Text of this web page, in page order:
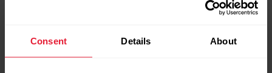
Consent Details About
Bestandteil des Trainings für Spitzenausdauerathlet:innen
geworden — besonders bei der berühmten norwegischen